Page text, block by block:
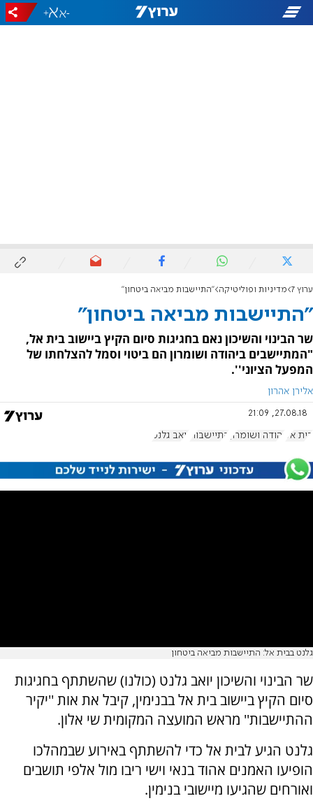
-
+
ערוץ 7 מדיניות ופוליטיקה "התיישבות מביאה ביטחון"
"התיישבות מביאה ביטחון"
שר הבינוי והשיכון נאם בחגיגות סיום הקיץ ביישוב בית אל,
"המתיישבים ביהודה ושומרון הם ביטוי וסמל להצלחתו של
המפעל הציוני''.
אלירן אהרון
27.08.18, 21:09
בית אל יהודה ושומרון התיישבות יואב גלנט
גלנט בבית אל: התיישבות מביאה ביטחון
שר הבינוי והשיכון יואב גלנט (כולנו) שהשתתף בחגיגות
סיום הקיץ ביישוב בית אל בבנימין, קיבל את אות ''יקיר
ההתיישבות'' מראש המועצה המקומית שי אלון.
גלנט הגיע לבית אל כדי להשתתף באירוע שבמהלכו
הופיעו האמנים אהוד בנאי וישי ריבו מול אלפי תושבים
ואורחים שהגיעו מיישובי בנימין.